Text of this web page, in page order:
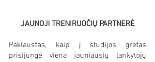
JAUNOJI TRENIRUOČIŲ PARTNERĖ
Paklaustas, kaip į studijos gretas
prisijungė viena jauniausių lankytojų